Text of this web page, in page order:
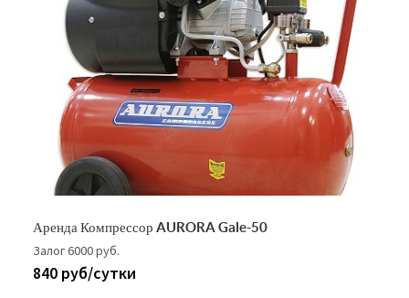
Аренда Компрессор AURORA Gale-50
Залог 6000 руб.
840 руб/сутки